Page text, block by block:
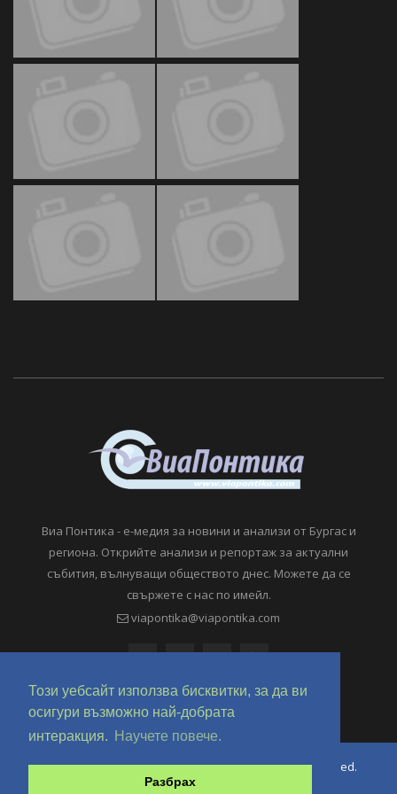
Този уебсайт използва бисквитки, за да ви
осигури възможно най-добрата
интеракция.
Научете повече.
Разбрах
Виа Понтика - е-медия за новини и анализи от Бургас и
региона. Открийте анализи и репортаж за актуални
събития, вълнуващи обществото днес. Можете да се
свържете с нас по имейл.
viapontika@viapontika.com
Copyright © 2018-2024 ViaPontika.com. All Rights Reserved.
Development @ OverHertz Ltd